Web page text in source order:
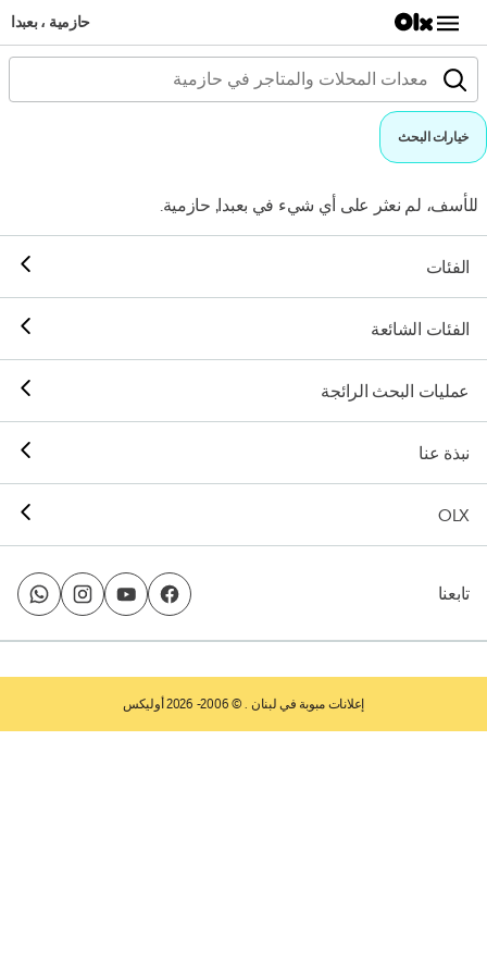
حازمية ، بعبدا
خيارات البحث
للأسف، لم نعثر على أي شيء في بعبدا, حازمية.
الفئات
الفئات الشائعة
عمليات البحث الرائجة
نبذة عنا
OLX
تابعنا
إعلانات مبوبة في لبنان . © 2006- 2026 أوليكس